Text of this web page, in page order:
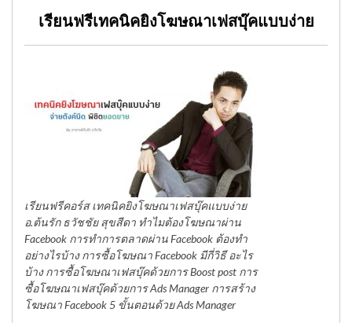
เรียนฟรีเทคนิคยิงโฆษณาเฟสบุ๊คแบบง่าย
เรียนฟรีคอร์ส เทคนิคยิงโฆษณาเฟสบุ๊คแบบง่าย
อ.ต้นรัก ธวัชชัย สุขสีดา ทำไมต้องโฆษณาผ่าน
Facebook การทำการตลาดผ่าน Facebook ต้องทำ
อย่างไรบ้าง การซื้อโฆษณา Facebook มีกี่วิธี อะไร
บ้าง การซื้อโฆษณาเฟสบุ๊คด้วยการ Boost post การ
ซื้อโฆษณาเฟสบุ๊คด้วยการ Ads Manager การสร้าง
โฆษณา Facebook 5 ขั้นตอนด้วย Ads Manager